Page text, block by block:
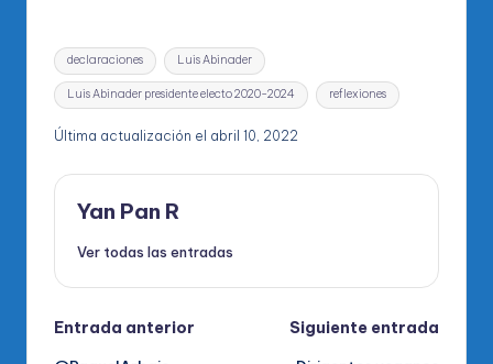
Etiquetas:
declaraciones Luis Abinader
Luis Abinader presidente electo 2020-2024 reflexiones
Última actualización el abril 10, 2022
Yan Pan R
Ver todas las entradas
Navegación
Entrada anterior
Siguiente entrada